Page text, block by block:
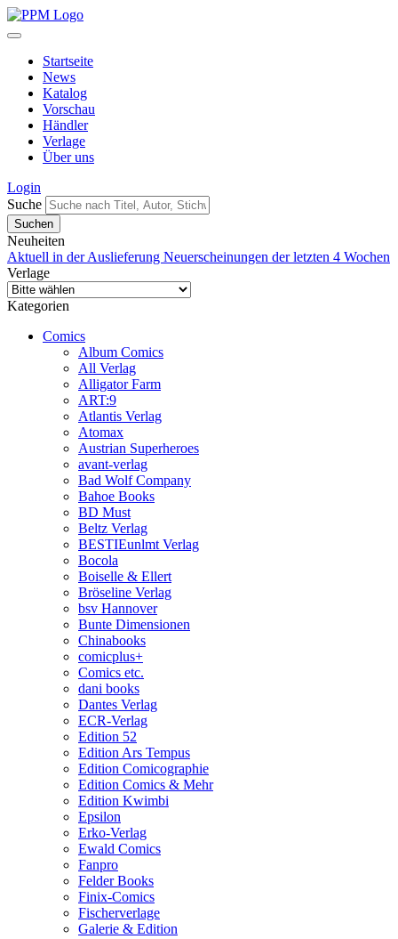
Startseite
News
Katalog
Vorschau
Händler
Verlage
Über uns
Login
Suche
Neuheiten
Aktuell in der Auslieferung Neuerscheinungen der letzten 4 Wochen
Verlage
Kategorien
Comics
Album Comics
All Verlag
Alligator Farm
ART:9
Atlantis Verlag
Atomax
Austrian Superheroes
avant-verlag
Bad Wolf Company
Bahoe Books
BD Must
Beltz Verlag
BESTIEunlmt Verlag
Bocola
Boiselle & Ellert
Bröseline Verlag
bsv Hannover
Bunte Dimensionen
Chinabooks
comicplus+
Comics etc.
dani books
Dantes Verlag
ECR-Verlag
Edition 52
Edition Ars Tempus
Edition Comicographie
Edition Comics & Mehr
Edition Kwimbi
Epsilon
Erko-Verlag
Ewald Comics
Fanpro
Felder Books
Finix-Comics
Fischerverlage
Galerie & Edition